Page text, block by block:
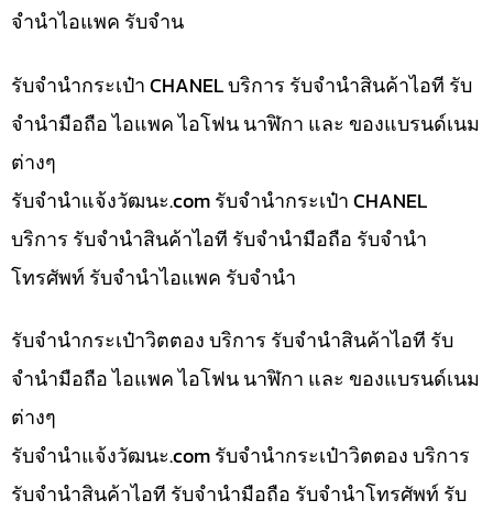
จำนำไอแพค รับจำน
รับจำนำกระเป๋า CHANEL บริการ รับจำนำสินค้าไอที รับ
จำนำมือถือ ไอแพค ไอโฟน นาฬิกา และ ของแบรนด์เนม
ต่างๆ
รับจํานําแจ้งวัฒนะ.com รับจำนำกระเป๋า CHANEL
บริการ รับจำนำสินค้าไอที รับจำนำมือถือ รับจำนำ
โทรศัพท์ รับจำนำไอแพค รับจำนำ
รับจำนำกระเป๋าวิตตอง บริการ รับจำนำสินค้าไอที รับ
จำนำมือถือ ไอแพค ไอโฟน นาฬิกา และ ของแบรนด์เนม
ต่างๆ
รับจํานําแจ้งวัฒนะ.com รับจำนำกระเป๋าวิตตอง บริการ
รับจำนำสินค้าไอที รับจำนำมือถือ รับจำนำโทรศัพท์ รับ